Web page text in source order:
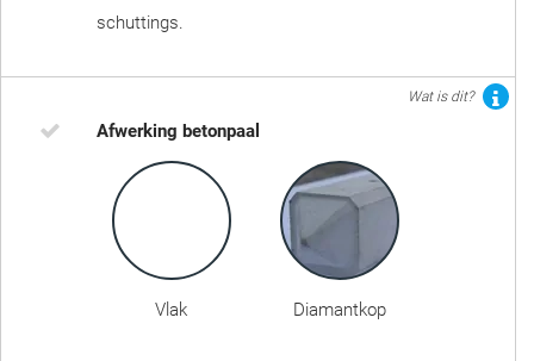
schuttings.
Wat is dit?
Afwerking betonpaal
Vlak Diamantkop